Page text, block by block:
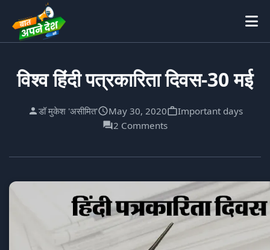
विश्व हिंदी पत्रकारिता दिवस-30 मई
डॉ मुकेश 'असीमित' May 30, 2020
Important days
2 Comments